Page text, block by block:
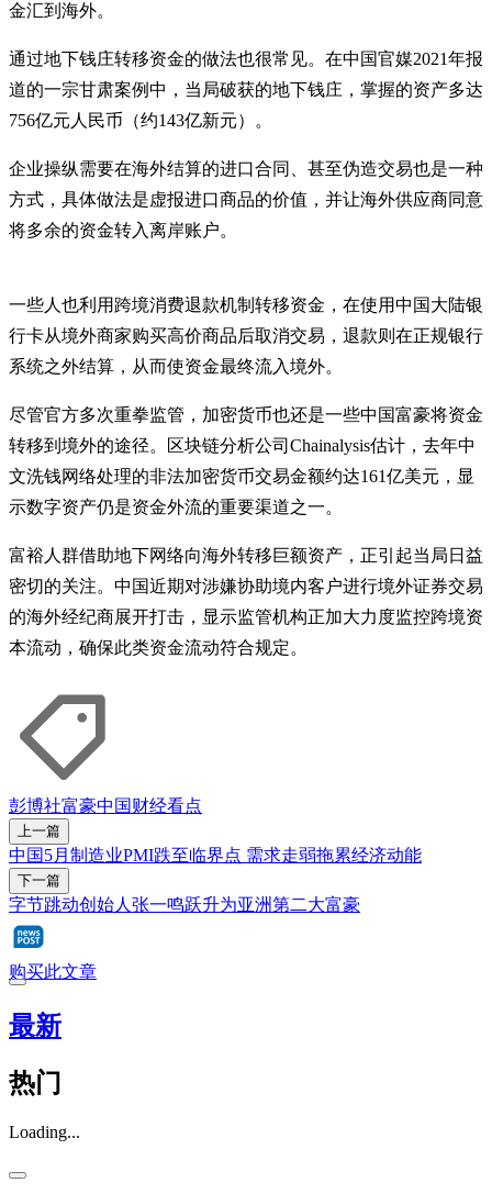
金汇到海外。
通过地下钱庄转移资金的做法也很常见。在中国官媒2021年报
道的一宗甘肃案例中，当局破获的地下钱庄，掌握的资产多达
756亿元人民币（约143亿新元）。
企业操纵需要在海外结算的进口合同、甚至伪造交易也是一种
方式，具体做法是虚报进口商品的价值，并让海外供应商同意
将多余的资金转入离岸账户。
一些人也利用跨境消费退款机制转移资金，在使用中国大陆银
行卡从境外商家购买高价商品后取消交易，退款则在正规银行
系统之外结算，从而使资金最终流入境外。
尽管官方多次重拳监管，加密货币也还是一些中国富豪将资金
转移到境外的途径。区块链分析公司Chainalysis估计，去年中
文洗钱网络处理的非法加密货币交易金额约达161亿美元，显
示数字资产仍是资金外流的重要渠道之一。
富裕人群借助地下网络向海外转移巨额资产，正引起当局日益
密切的关注。中国近期对涉嫌协助境内客户进行境外证券交易
的海外经纪商展开打击，显示监管机构正加大力度监控跨境资
本流动，确保此类资金流动符合规定。
彭博社富豪中国财经看点
上一篇
中国5月制造业PMI跌至临界点 需求走弱拖累经济动能
下一篇
字节跳动创始人张一鸣跃升为亚洲第二大富豪
购买此文章
最新
热门
Loading...